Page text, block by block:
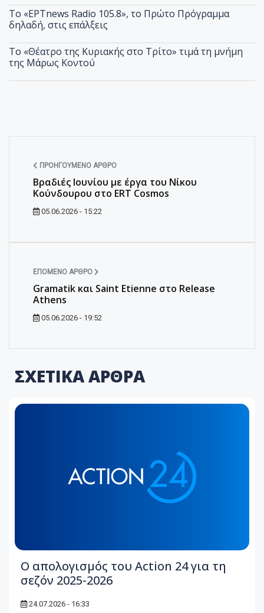
Το «ΕΡΤnews Radio 105.8», το Πρώτο Πρόγραμμα
δηλαδή, στις επάλξεις
Το «Θέατρο της Κυριακής στο Τρίτο» τιμά τη μνήμη
της Μάρως Κοντού
ΠΡΟΗΓΟΎΜΕΝΟ ΆΡΘΡΟ
Βραδιές Ιουνίου με έργα του Νίκου
Κούνδουρου στο ERT Cosmos
05.06.2026 - 15:22
ΕΠΌΜΕΝΟ ΆΡΘΡΟ
Gramatik και Saint Etienne στο Release
Athens
05.06.2026 - 19:52
ΣΧΕΤΙΚΑ ΑΡΘΡΑ
Ο απολογισμός του Action 24 για τη
σεζόν 2025-2026
24.07.2026 - 16:33